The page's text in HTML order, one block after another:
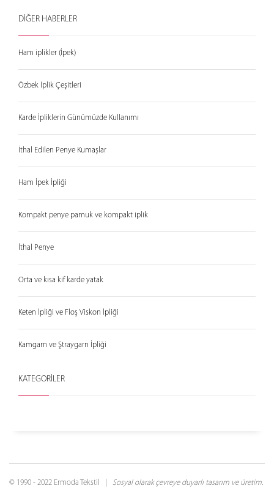
DİĞER HABERLER
Ham iplikler (İpek)
Özbek İplik Çeşitleri
Karde İpliklerin Günümüzde Kullanımı
İthal Edilen Penye Kumaşlar
Ham İpek İpliği
Kompakt penye pamuk ve kompakt iplik
İthal Penye
Orta ve kısa kif karde yatak
Keten İpliği ve Floş Viskon İpliği
Kamgarn ve Ştraygarn İpliği
KATEGORİLER
© 1990 - 2022 Ermoda Tekstil | Sosyal olarak çevreye duyarlı tasarım ve üretim.